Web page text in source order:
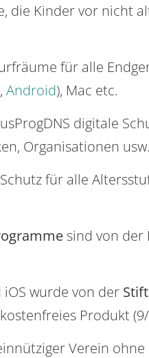
die Kinder vor nicht
für alle
Android), Mac etc.
digitale
Organisationen usw.
für alle
sind von der
wurde von der
Produkt
Verein